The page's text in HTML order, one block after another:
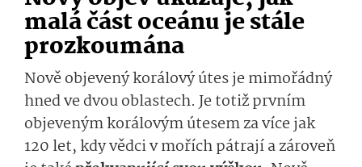
malá část oceánu je stále
prozkoumána
Nově objevený korálový útes je mimořádný
hned ve dvou oblastech. Je totiž prvním
objeveným korálovým útesem za více jak
120 let, kdy vědci v mořích pátrají a zároveň